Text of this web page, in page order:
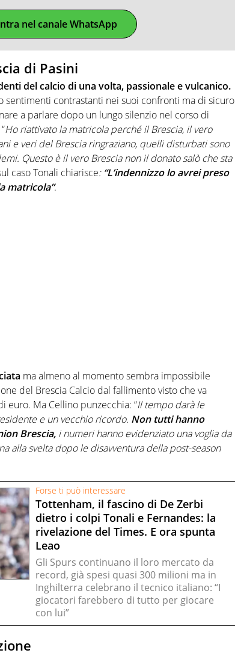
nel canale WhatsApp
di Pasini
del calcio di una volta, passionale e vulcanico.
sentimenti contrastanti nei suoi confronti ma di sicuro
a parlare dopo un lungo silenzio nel corso di
Ho riattivato la matricola perché il Brescia, il vero
e veri del Brescia ringraziano, quelli disturbati sono
Questo è il vero Brescia non il donato salò che sta
caso Tonali chiarisce:“L’indennizzo lo avrei preso
matricola”.
ma almeno al momento sembra impossibile
del Brescia Calcio dal fallimento visto che va
euro. Ma Cellino punzecchia: “Il tempo darà le
e un vecchio ricordo. Non tutti hanno
Brescia, i numeri hanno evidenziato una voglia da
alla svelta dopo le disavventura della post-season
Forse ti può interessare
Tottenham, il fascino di De Zerbi
dietro i colpi Tonali e Fernandes: la
rivelazione del Times. E ora spunta
Leao
Gli Spurs continuano il loro mercato da
record, già spesi quasi 300 milioni ma in
Inghilterra celebrano il tecnico italiano: “I
giocatori farebbero di tutto per giocare
con lui”